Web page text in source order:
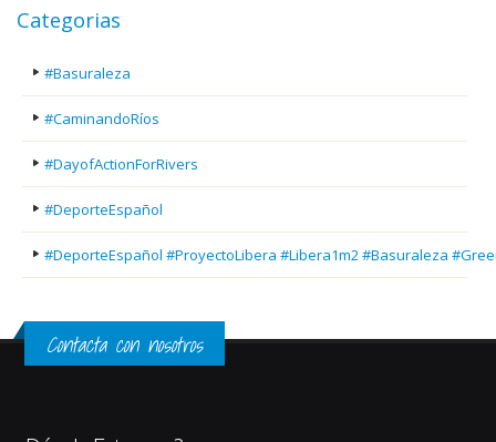
Categorias
#Basuraleza
#CaminandoRíos
#DayofActionForRivers
#DeporteEspañol
#DeporteEspañol #ProyectoLibera #Libera1m2 #Basuraleza
Contacta con nosotros